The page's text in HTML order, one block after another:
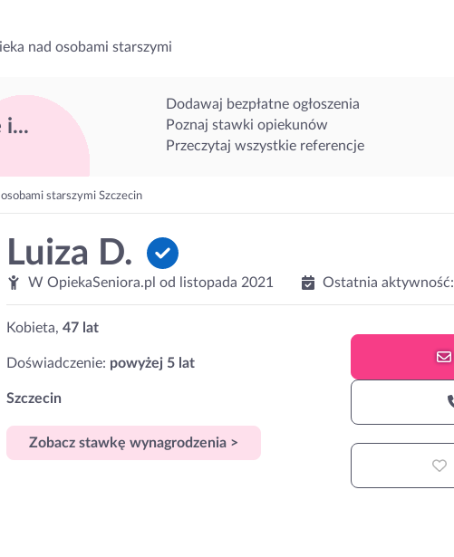
nad osobami starszymi
i...
Dodawaj bezpłatne ogłoszenia
Poznaj stawki opiekunów
Przeczytaj wszystkie referencje
starszymi Szczecin
Luiza D.
W OpiekaSeniora.pl od listopada 2021 Ostatnia aktywność:
Kobieta, 47 lat
Doświadczenie: powyżej 5 lat
Szczecin
Zobacz stawkę wynagrodzenia >